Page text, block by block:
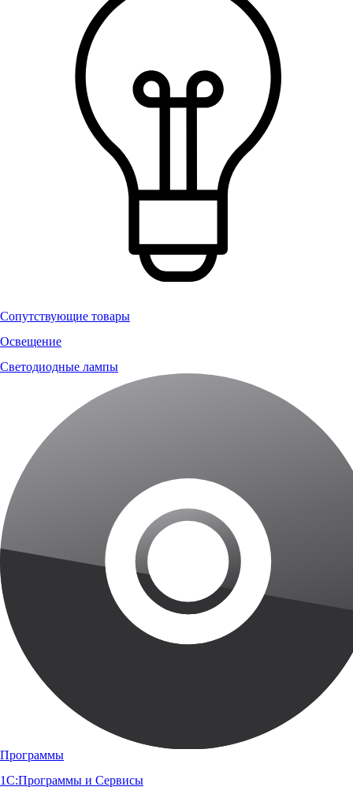
Сопутствующие товары
Освещение
Светодиодные лампы
Программы
1С:Программы и Сервисы